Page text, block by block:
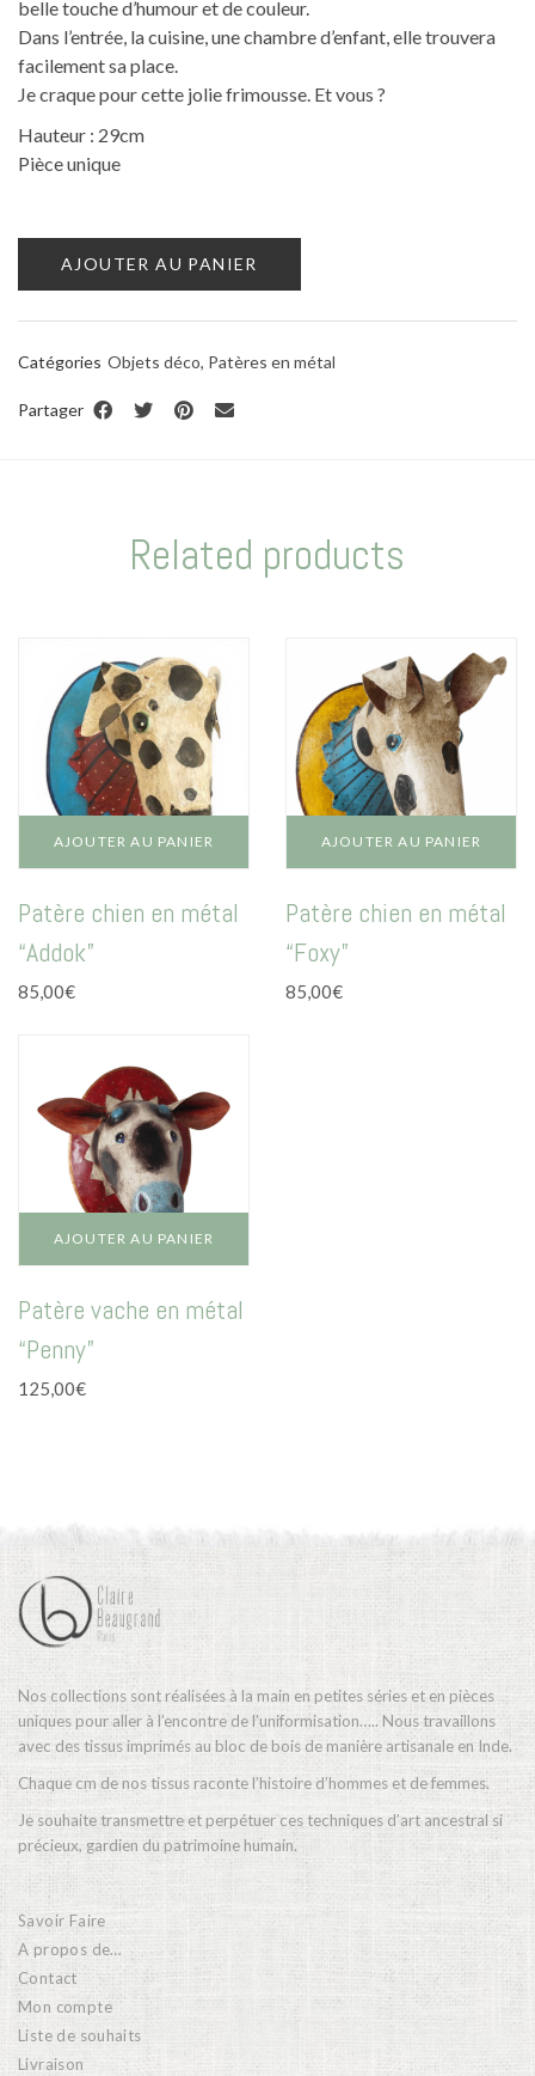
belle touche d’humour et de couleur.
Dans l’entrée, la cuisine, une chambre d’enfant, elle trouvera
facilement sa place.
Je craque pour cette jolie frimousse. Et vous ?
Hauteur : 29cm
Pièce unique
AJOUTER AU PANIER
Catégories Objets déco, Patères en métal
Partager
Related products
AJOUTER AU PANIER
Patère chien en métal
“Addok”
85,00€
AJOUTER AU PANIER
Patère chien en métal
“Foxy”
85,00€
AJOUTER AU PANIER
Patère vache en métal
“Penny”
125,00€
Nos collections sont réalisées à la main en petites séries et en pièces
uniques pour aller à l’encontre de l’uniformisation….. Nous travaillons
avec des tissus imprimés au bloc de bois de manière artisanale en Inde.
Chaque cm de nos tissus raconte l’histoire d’hommes et de femmes.
Je souhaite transmettre et perpétuer ces techniques d’art ancestral si
précieux, gardien du patrimoine humain.
Savoir Faire
A propos de…
Contact
Mon compte
Liste de souhaits
Livraison